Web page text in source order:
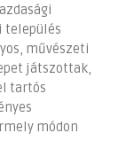
település
művészeti
játszottak,
tartós
módon